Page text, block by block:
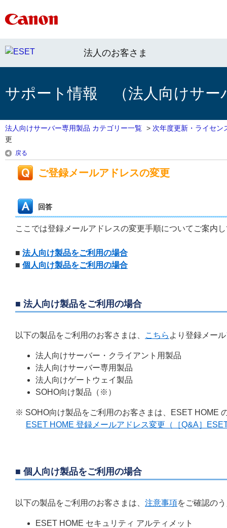
法人のお客さま
サポート情報 （法人向けサー
法人向けサーバー専用製品 カテゴリー一覧 > 次年度更新・ライセン
更
戻る
ご登録メールアドレスの変更
回答
ここでは登録メールアドレスの変更手順についてご案内
■ 法人向け製品をご利用の場合
■ 個人向け製品をご利用の場合
■ 法人向け製品をご利用の場合
以下の製品をご利用のお客さまは、 こちら より登録メー
法人向けサーバー・クライアント用製品
法人向けサーバー専用製品
法人向けゲートウェイ製品
SOHO向け製品（※）
※ SOHO向け製品をご利用のお客さまは、ESET HOME
ESET HOME 登録メールアドレス変更（［Q&A］
■ 個人向け製品をご利用の場合
以下の製品をご利用のお客さまは、 注意事項をご確認の
ESET HOME セキュリティ アルティメット